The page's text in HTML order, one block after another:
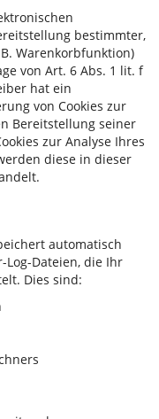
bestimmter,
Warenkorbfunktion)
von Art. 6 Abs. 1 lit. f
hat ein
von Cookies zur
Bereitstellung seiner
zur Analyse Ihres
diese in dieser
automatisch
Log-Dateien, die Ihr
Dies sind: